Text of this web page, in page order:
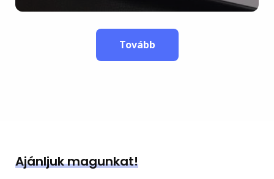
Tovább
Ajánljuk magunkat!